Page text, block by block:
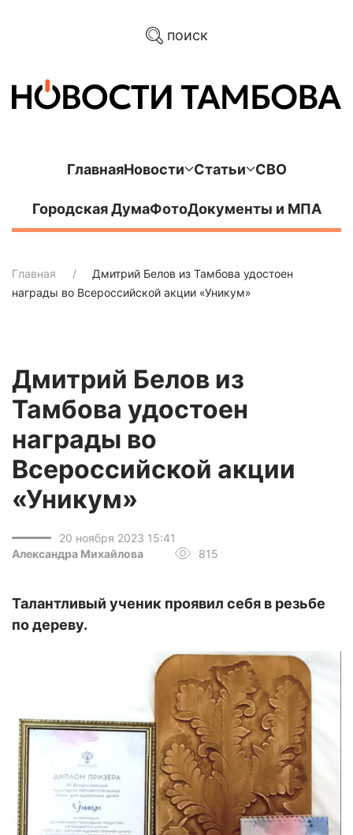
поиск
ГлавнаяНовости Статьи СВО
Городская ДумаФотоДокументы и МПА
Главная
Дмитрий Белов из Тамбова удостоен
награды во Всероссийской акции «Уникум»
Дмитрий Белов из
Тамбова удостоен
награды во
Всероссийской акции
«Уникум»
20 ноября 2023 15:41
Александра Михайлова
815
Талантливый ученик проявил себя в резьбе
по дереву.